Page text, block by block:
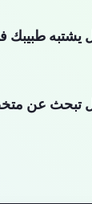
يشتبه طبيبك
تبحث عن